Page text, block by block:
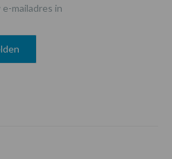
mailadres in